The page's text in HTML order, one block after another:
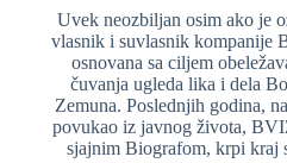
Uvek neozbiljan osim ako je
vlasnik i suvlasnik kompanije
osnovana sa ciljem
čuvanja ugleda lika i dela
Zemuna. Poslednjih godina,
povukao iz javnog života,
sjajnim Biografom, krpi kraj